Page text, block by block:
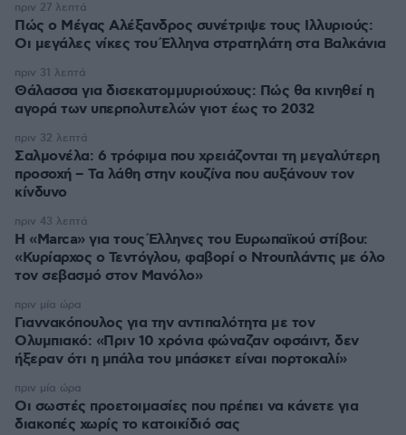
Πώς ο Μέγας Αλέξανδρος συνέτριψε τους Ιλλυριούς:
Οι μεγάλες νίκες του Έλληνα στρατηλάτη στα Βαλκάνια
πριν 27 λεπτά
Θάλασσα για δισεκατομμυριούχους: Πώς θα κινηθεί η
αγορά των υπερπολυτελών γιοτ έως το 2032
πριν 31 λεπτά
Σαλμονέλα: 6 τρόφιμα που χρειάζονται τη μεγαλύτερη
προσοχή – Τα λάθη στην κουζίνα που αυξάνουν τον
κίνδυνο
πριν 32 λεπτά
Η «Marca» για τους Έλληνες του Ευρωπαϊκού στίβου:
«Κυρίαρχος ο Τεντόγλου, φαβορί ο Ντουπλάντις με όλο
τον σεβασμό στον Μανόλο»
πριν 43 λεπτά
Γιαννακόπουλος για την αντιπαλότητα με τον
Ολυμπιακό: «Πριν 10 χρόνια φώναζαν οφσάιντ, δεν
ήξεραν ότι η μπάλα του μπάσκετ είναι πορτοκαλί»
πριν μία ώρα
Οι σωστές προετοιμασίες που πρέπει να κάνετε για
διακοπές χωρίς το κατοικίδιό σας
πριν μία ώρα